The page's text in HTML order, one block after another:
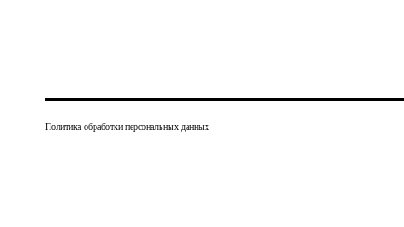
Политика обработки персональных данных